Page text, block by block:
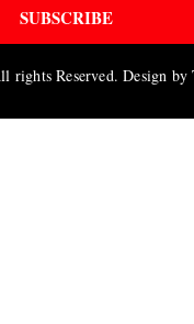
SUBSCRIBE
rights Reserved. Design by